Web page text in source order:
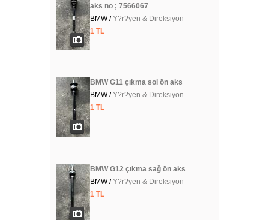
aks no ; 7566067
BMW /Y?r?yen & Direksiyon
1 TL
BMW G11 çıkma sol ön aks
BMW /Y?r?yen & Direksiyon
1 TL
BMW G12 çıkma sağ ön aks
BMW /Y?r?yen & Direksiyon
1 TL